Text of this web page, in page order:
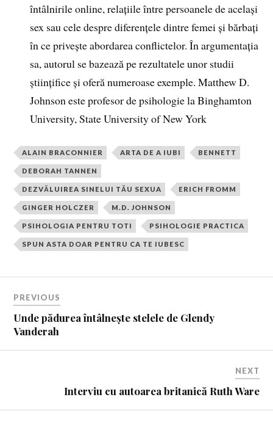
întâlnirile online, relațiile între persoanele de același
sex sau cele despre diferențele dintre femei și bărbați
în ce privește abordarea conflictelor. În argumentația
sa, autorul se bazează pe rezultatele unor studii
științifice și oferă numeroase exemple. Matthew D.
Johnson este profesor de psihologie la Binghamton
University, State University of New York
ALAIN BRACONNIER ARTA DE A IUBI BENNETT
DEBORAH TANNEN
DEZVĂLUIREA SINELUI TĂU SEXUA ERICH FROMM
GINGER HOLCZER M.D. JOHNSON
PSIHOLOGIA PENTRU TOTI PSIHOLOGIE PRACTICA
SPUN ASTA DOAR PENTRU CA TE IUBESC
PREVIOUS
Unde pădurea întâlnește stelele de Glendy
Vanderah
NEXT
Interviu cu autoarea britanică Ruth Ware